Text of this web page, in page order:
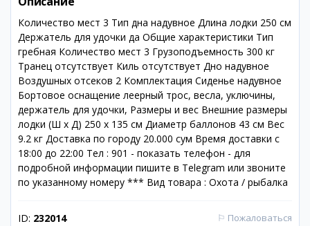
Количество мест 3 Тип дна надувное Длина лодки 250 см
Держатель для удочки да Общие характеристики Тип
гребная Количество мест 3 Грузоподъемность 300 кг
Транец отсутствует Киль отсутствует Дно надувное
Воздушных отсеков 2 Комплектация Сиденье надувное
Бортовое оснащение леерный трос, весла, уключины,
держатель для удочки, Размеры и вес Внешние размеры
лодки (Ш х Д) 250 х 135 см Диаметр баллонов 43 см Вес
9.2 кг Доставка по городу 20.000 сум Время доставки с
18:00 до 22:00 Тел : 901 - показать телефон - для
подробной информации пишите в Telegram или звоните
по указанному номеру *** Вид товара : Охота / рыбалка
ID: 232014 ⚐ Пожаловаться